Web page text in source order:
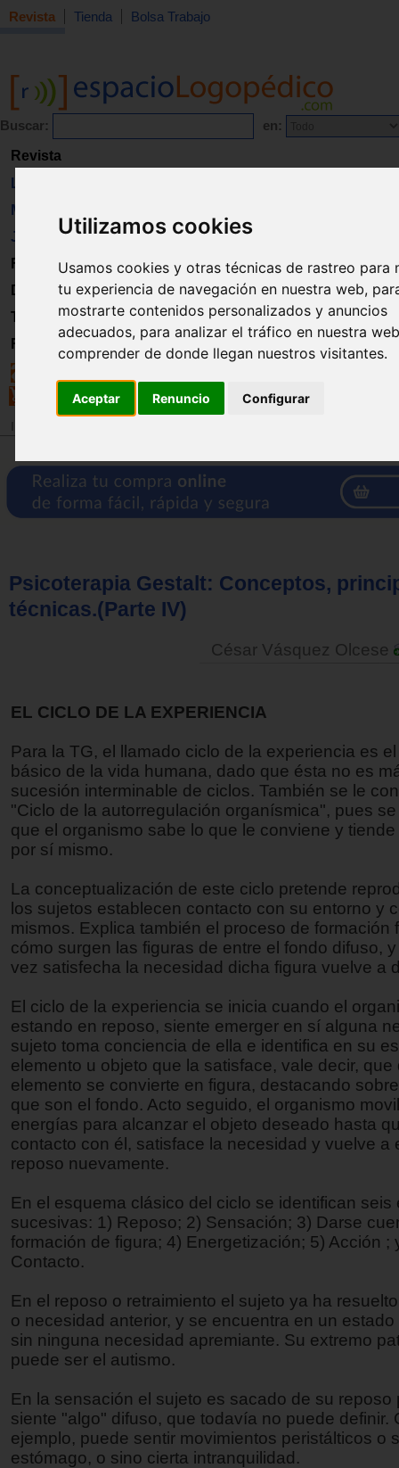
Utilizamos cookies
Usamos cookies y otras técnicas de rastreo para
tu experiencia de navegación en nuestra web,
mostrarte contenidos personalizados y anuncios
adecuados, para analizar el tráfico en nuestra
comprender de donde llegan nuestros visitantes.
Aceptar Renuncio Configurar
Revista Tienda Bolsa Trabajo
Buscar: en:
Revista
Libros
Material
Juguetes
Formación
Directorio
Trabajo
Registro
Psicoterapia Gestalt: Conceptos,
técnicas.(Parte IV)
César Vásquez Olcese
EL CICLO DE LA EXPERIENCIA
Para la TG, el llamado ciclo de la experiencia es
básico de la vida humana, dado que ésta no es
sucesión interminable de ciclos. También se le
"Ciclo de la autorregulación organísmica", pues
que el organismo sabe lo que le conviene y
por sí mismo.
La conceptualización de este ciclo pretende
los sujetos establecen contacto con su entorno y
mismos. Explica también el proceso de formación
cómo surgen las figuras de entre el fondo difuso,
vez satisfecha la necesidad dicha figura vuelve a
El ciclo de la experiencia se inicia cuando el
estando en reposo, siente emerger en sí alguna
sujeto toma conciencia de ella e identifica en su
elemento u objeto que la satisface, vale decir, que
elemento se convierte en figura, destacando
que son el fondo. Acto seguido, el organismo
energías para alcanzar el objeto deseado hasta
contacto con él, satisface la necesidad y vuelve a
reposo nuevamente.
En el esquema clásico del ciclo se identifican seis
sucesivas: 1) Reposo; 2) Sensación; 3) Darse
formación de figura; 4) Energetización; 5) Acción ;
Contacto.
En el reposo o retraimiento el sujeto ya ha
o necesidad anterior, y se encuentra en un
sin ninguna necesidad apremiante. Su extremo
puede ser el autismo.
En la sensación el sujeto es sacado de su reposo
siente "algo" difuso, que todavía no puede definir.
ejemplo, puede sentir movimientos peristálticos o
estómago, o sino cierta intranquilidad.